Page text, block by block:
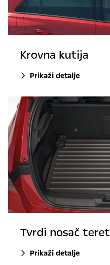
Krovna kutija
Prikaži detalje
Tvrdi nosač teret
Prikaži detalje